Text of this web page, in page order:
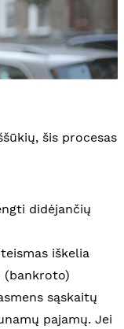
šis procesas
didėjančių
iškelia
(bankroto)
sąskaitų
pajamų. Jei